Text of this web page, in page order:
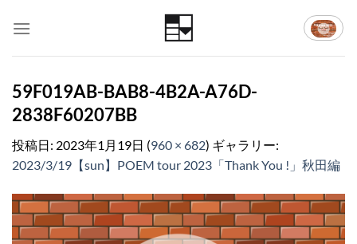
59F019AB-BAB8-4B2A-A76D-
2838F60207BB
投稿日: 2023年1月19日 (960 × 682) ギャラリー:
2023/3/19【sun】POEM tour 2023「Thank You !」秋田編